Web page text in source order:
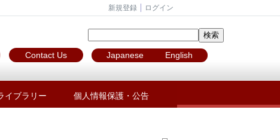
新規登録 ログイン
Contact Us Japanese English
イブラリー 個人情報保護・公告